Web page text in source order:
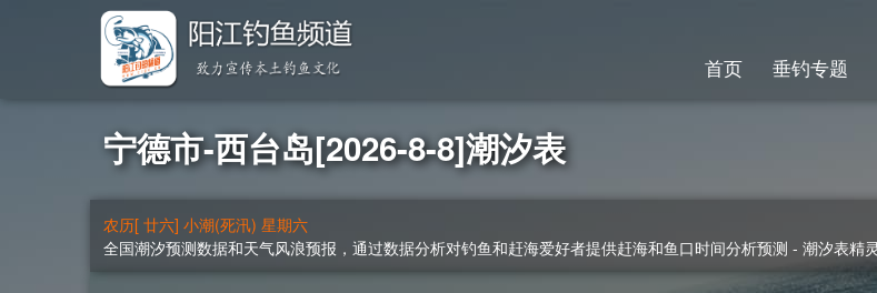
首页 垂钓专题
宁德市-西台岛[2026-8-8]潮汐表
农历[ 廿六] 小潮(死汛) 星期六
全国潮汐预测数据和天气风浪预报，通过数据分析对钓鱼和赶海爱好者提供赶海和鱼口时间分析预测 - 潮汐表精灵